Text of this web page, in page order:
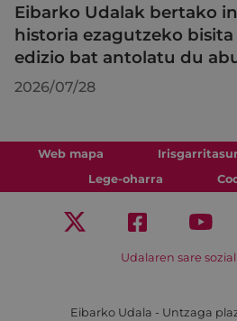
Eibarko Udalak bertako
historia ezagutzeko
edizio bat antolatu du
2026/07/28
Web mapa
Lege-oharra
Udalaren sare
Eibarko Udala - Untzaga